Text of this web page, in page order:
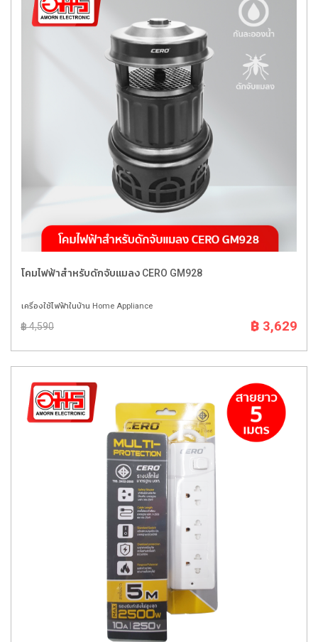
โคมไฟฟ้าสำหรับดักจับแมลง CERO GM928
เครื่องใช้ไฟฟ้าในบ้าน Home Appliance
฿ 4,590 ฿ 3,629